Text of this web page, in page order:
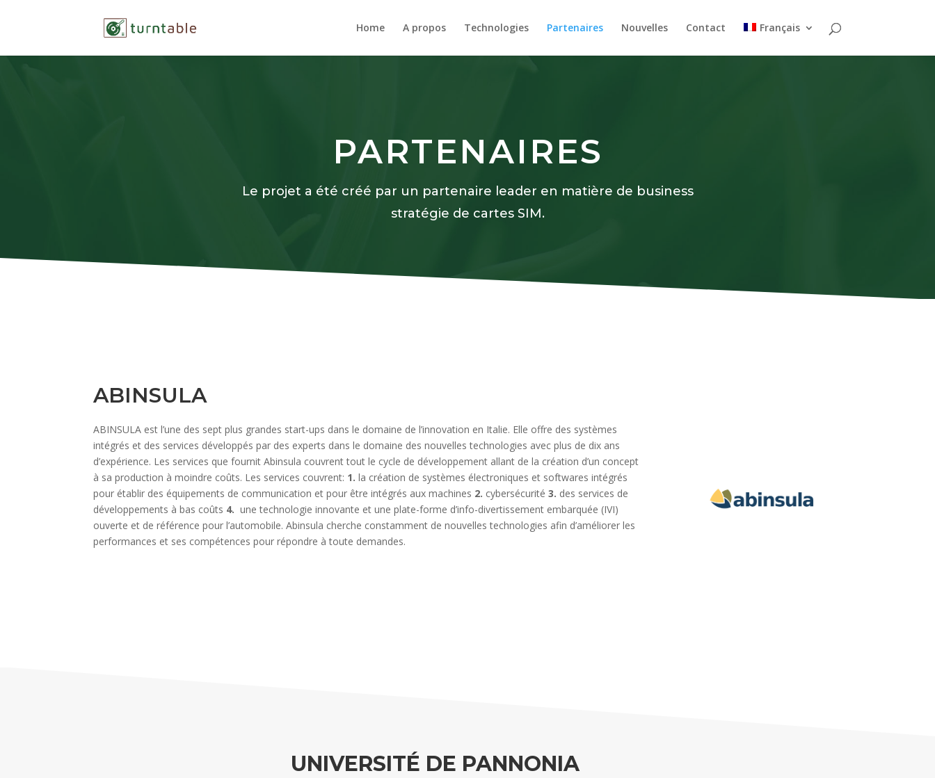
Home A propos Technologies Partenaires Nouvelles Contact Français
PARTENAIRES
Le projet a été créé par un partenaire leader en matière de business
stratégie de cartes SIM.
ABINSULA
ABINSULA est l’une des sept plus grandes start-ups dans le domaine de l’innovation en Italie. Elle offre des systèmes
intégrés et des services développés par des experts dans le domaine des nouvelles technologies avec plus de dix ans
d’expérience. Les services que fournit Abinsula couvrent tout le cycle de développement allant de la création d’un concept
à sa production à moindre coûts. Les services couvrent: 1.la création de systèmes électroniques et softwares intégrés
pour établir des équipements de communication et pour être intégrés aux machines 2. cybersécurité3. des services de
développements à bas coûts 4.une technologie innovante et une plate-forme d’info-divertissement embarquée (IVI)
ouverte et de référence pour l’automobile. Abinsula cherche constamment de nouvelles technologies afin d’améliorer les
performances et ses compétences pour répondre à toute demandes.
UNIVERSITÉ DE PANNONIA